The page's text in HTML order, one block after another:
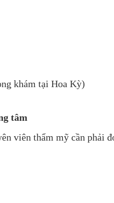
khám tại Hoa Kỳ)
tâm
viên thẩm mỹ cần phải